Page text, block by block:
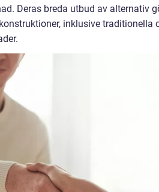
Deras breda utbud av alternativ
inklusive traditionella